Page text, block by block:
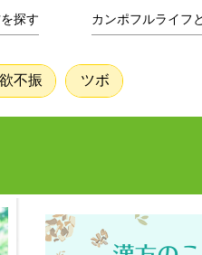
探す カンポフルライフ
不振 ツボ